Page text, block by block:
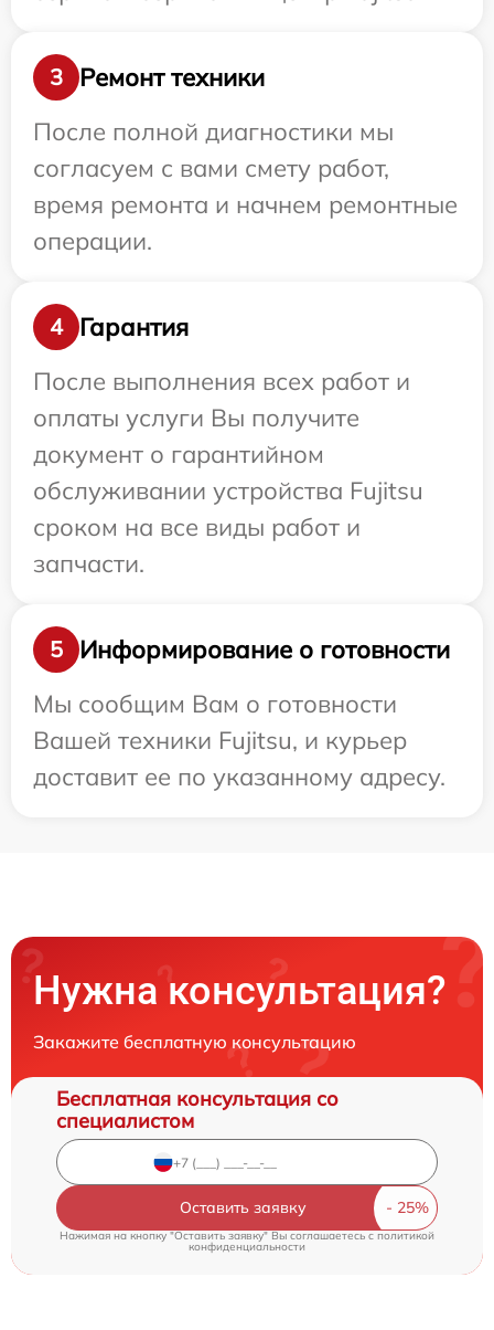
3
Ремонт техники
После полной диагностики мы
согласуем с вами смету работ,
время ремонта и начнем ремонтные
операции.
4
Гарантия
После выполнения всех работ и
оплаты услуги Вы получите
документ о гарантийном
обслуживании устройства Fujitsu
сроком на все виды работ и
запчасти.
5
Информирование о готовности
Мы сообщим Вам о готовности
Вашей техники Fujitsu, и курьер
доставит ее по указанному адресу.
Нужна консультация?
Закажите бесплатную консультацию
Бесплатная консультация со
специалистом
Оставить заявку
Нажимая на кнопку "Оставить заявку" Вы соглашаетесь c политикой
конфиденциальности